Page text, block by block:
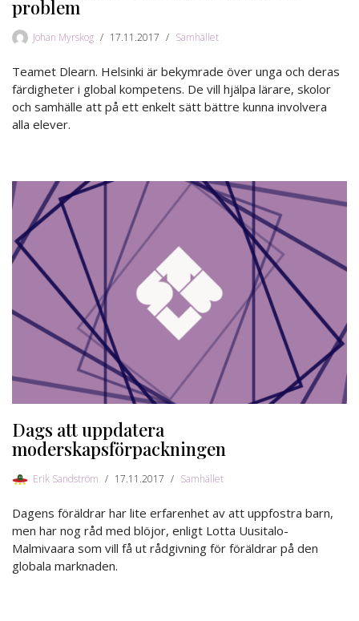
problem
Johan Myrskog 17.11.2017 Samhället
Teamet Dlearn. Helsinki är bekymrade över unga och deras
färdigheter i global kompetens. De vill hjälpa lärare, skolor
och samhälle att på ett enkelt sätt bättre kunna involvera
alla elever.
Dags att uppdatera
moderskapsförpackningen
Erik Sandström 17.11.2017 Samhället
Dagens föräldrar har lite erfarenhet av att uppfostra barn,
men har nog råd med blöjor, enligt Lotta Uusitalo-
Malmivaara som vill få ut rådgivning för föräldrar på den
globala marknaden.